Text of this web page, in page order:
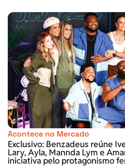
Acontece no Mercado
Exclusivo: Benzadeus reúne
Lary, Ayla, Mannda Lym e
iniciativa pelo protagonismo